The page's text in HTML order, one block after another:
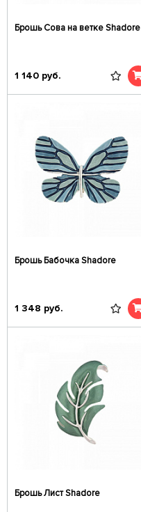
Брошь Сова на ветке Shadore
1 140 руб.
Брошь Бабочка Shadore
1 348 руб.
Брошь Лист Shadore